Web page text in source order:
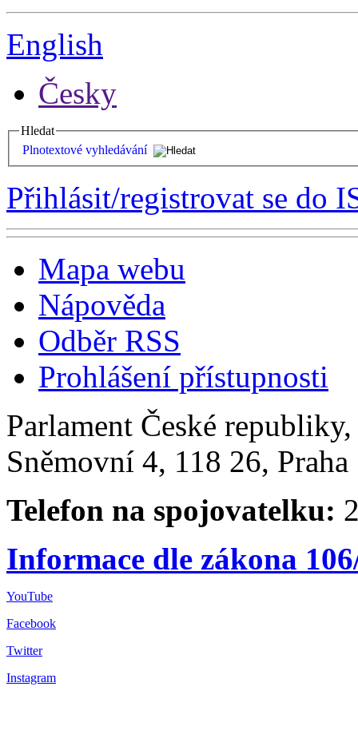
English
Česky
Hledat
Plnotextové vyhledávání
Přihlásit/registrovat se do
Mapa webu
Nápověda
Odběr RSS
Prohlášení přístupnosti
Parlament České
Sněmovní 4, 118 26,
Telefon na spojovatelku:
Informace dle zákona
YouTube
Facebook
Twitter
Instagram